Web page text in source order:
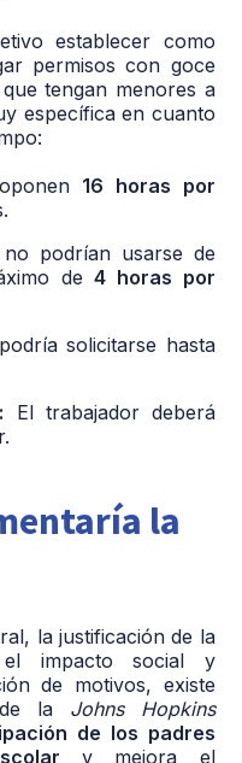
establecer como
permisos con goce
tengan menores a
específica en cuanto
16 horas por
podrían usarse de
de4 horas por
solicitarse hasta
El trabajador deberá
la
la justificación de la
impacto social y
de motivos, existe
la Johns Hopkins
de los padres
y mejora el